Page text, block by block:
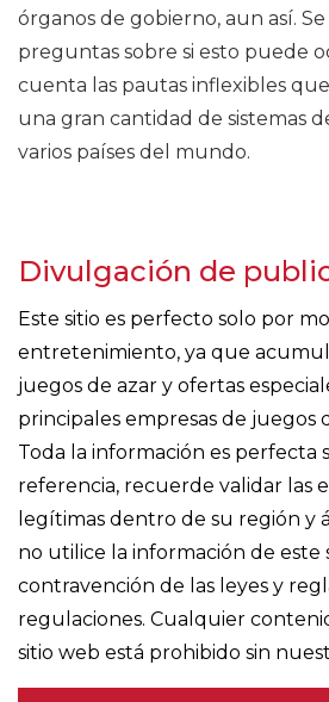
órganos de gobierno, aun así.
preguntas sobre si esto puede
cuenta las pautas inflexibles
una gran cantidad de sistemas
varios países del mundo.
Divulgación de
Este sitio es perfecto solo por
entretenimiento, ya que
juegos de azar y ofertas
principales empresas de juegos
Toda la información es perfecta
referencia, recuerde validar las
legítimas dentro de su región y
no utilice la información de este
contravención de las leyes y
regulaciones. Cualquier
sitio web está prohibido sin